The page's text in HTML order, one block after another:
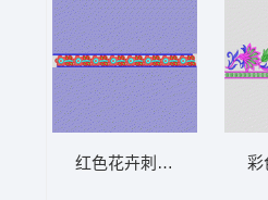
红色花卉刺绣边饰图案 条彩